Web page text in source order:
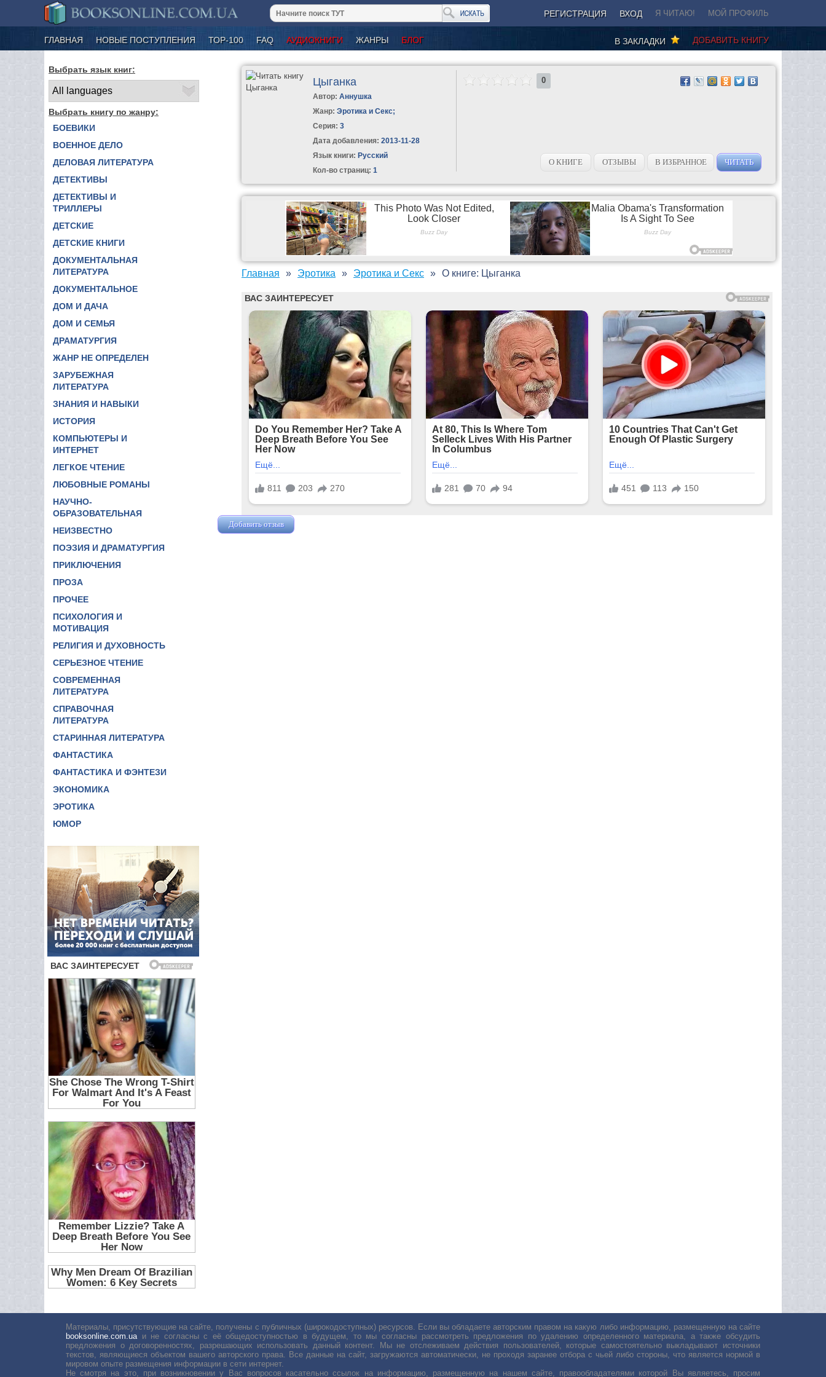
РЕГИСТРАЦИЯ ВХОД Я ЧИТАЮ! МОЙ ПРОФИЛЬ
ГЛАВНАЯ НОВЫЕ ПОСТУПЛЕНИЯ ТОР-100 FAQ АУДИОКНИГИ ЖАНРЫ БЛОГ ДОБАВИТЬ КНИГУ
В ЗАКЛАДКИ
Выбрать язык книг:
Выбрать книгу по жанру:
БОЕВИКИ
ВОЕННОЕ ДЕЛО
ДЕЛОВАЯ ЛИТЕРАТУРА
ДЕТЕКТИВЫ
ДЕТЕКТИВЫ И
ТРИЛЛЕРЫ
ДЕТСКИЕ
ДЕТСКИЕ КНИГИ
ДОКУМЕНТАЛЬНАЯ
ЛИТЕРАТУРА
ДОКУМЕНТАЛЬНОЕ
ДОМ И ДАЧА
ДОМ И СЕМЬЯ
ДРАМАТУРГИЯ
ЖАНР НЕ ОПРЕДЕЛЕН
ЗАРУБЕЖНАЯ
ЛИТЕРАТУРА
ЗНАНИЯ И НАВЫКИ
ИСТОРИЯ
КОМПЬЮТЕРЫ И
ИНТЕРНЕТ
ЛЕГКОЕ ЧТЕНИЕ
ЛЮБОВНЫЕ РОМАНЫ
НАУЧНО-
ОБРАЗОВАТЕЛЬНАЯ
НЕИЗВЕСТНО
ПОЭЗИЯ И ДРАМАТУРГИЯ
ПРИКЛЮЧЕНИЯ
ПРОЗА
ПРОЧЕЕ
ПСИХОЛОГИЯ И
МОТИВАЦИЯ
РЕЛИГИЯ И ДУХОВНОСТЬ
СЕРЬЕЗНОЕ ЧТЕНИЕ
СОВРЕМЕННАЯ
ЛИТЕРАТУРА
СПРАВОЧНАЯ
ЛИТЕРАТУРА
СТАРИННАЯ ЛИТЕРАТУРА
ФАНТАСТИКА
ФАНТАСТИКА И ФЭНТЕЗИ
ЭКОНОМИКА
ЭРОТИКА
ЮМОР
Цыганка
Автор:Аннушка
Жанр: Эротика и Секс;
Серия:3
Дата добавления: 2013-11-28
Язык книги: Русский
Кол-во страниц: 1
0
О КНИГЕ ОТЗЫВЫ В ИЗБРАННОЕ ЧИТАТЬ
Главная Эротика Эротика и Секс О книге: Цыганка
Добавить отзыв
Материалы, присутствующие на сайте, получены с публичных (широкодоступных) ресурсов. Если вы обладаете авторским правом на какую либо информацию, размещенную на сайте
booksonline.com.ua и не согласны с её общедоступностью в будущем, то мы согласны рассмотреть предложения по удалению определенного материала, а также обсудить
предложения о договоренностях, разрешающих использовать данный контент. Мы не отслеживаем действия пользователей, которые самостоятельно выкладывают источники
текстов, являющиеся объектом вашего авторского права. Все данные на сайт, загружаются автоматически, не проходя заранее отбора с чьей либо стороны, что является нормой в
мировом опыте размещения информации в сети интернет.
Не смотря на это, при возникновении у Вас вопросов касательно ссылок на информацию, размещенную на нашем сайте, правообладателями которой Вы являетесь, просим